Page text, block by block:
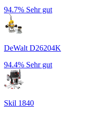
94.7% Sehr gut
DeWalt D26204K
94.4% Sehr gut
Skil 1840